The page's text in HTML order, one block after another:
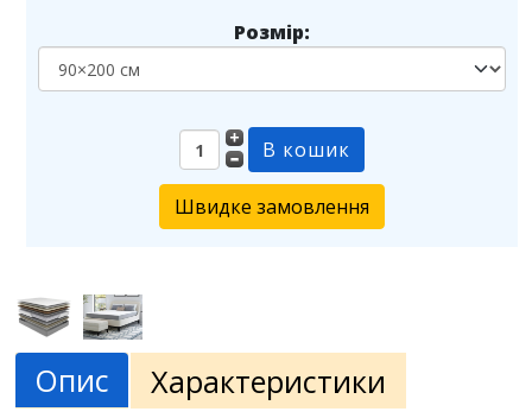
Розмір:
Швидке замовлення
Опис
Характеристики